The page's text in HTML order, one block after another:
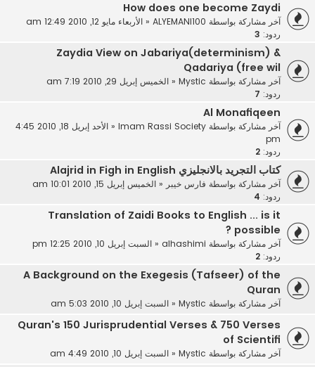
How does one become Zaydi
آخر مشاركة بواسطة ALYEMANI100
« الأربعاء مايو 12, 2010 12:49 am
ردود: 3
Zaydia View on Jabariya(determinism) &
Qadariya (free wil
آخر مشاركة بواسطة Mystic
« الخميس إبريل 29, 2010 7:19 am
ردود: 7
Al Monafiqeen
آخر مشاركة بواسطة Imam Rassi Society
«
الأحد إبريل 18, 2010 4:45
pm
ردود: 2
كتاب التجريد بالانجليزي Alajrid in Figh in English
آخر مشاركة بواسطة فارس خيبر« الخميس إبريل 15, 2010 10:01 am
ردود: 4
Translation of Zaidi Books to English ... is it
possible ?
آخر مشاركة بواسطة alhashimi
« السبت إبريل 10, 2010 12:25 pm
ردود: 2
A Background on the Exegesis (Tafseer) of the
Quran
آخر مشاركة بواسطة Mystic
« السبت إبريل 10, 2010 5:03 am
Quran's 150 Jurisprudential Verses & 750 Verses
of Scientifi
آخر مشاركة بواسطة Mystic
« السبت إبريل 10, 2010 4:49 am